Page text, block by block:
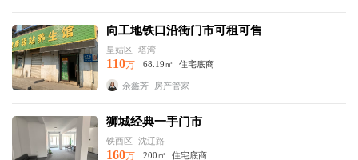
向工地铁口沿街门市可租可售
皇姑区 塔湾
110万 68.19㎡ 住宅底商
余鑫芳 房产管家
狮城经典一手门市
铁西区 沈辽路
160万 200㎡ 住宅底商